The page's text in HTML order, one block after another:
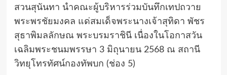
สวนสุนันทา นำคณะผู้บริหารร่วมบันทึกเทปถวาย
พระพรชัยมงคล แด่สมเด็จพระนางเจ้าสุทิดา พัชร
สุธาพิมลลักษณ พระบรมราชินี เนื่องในโอกาสวัน
เฉลิมพระชนมพรรษา 3 มิถุนายน 2568 ณ สถานี
วิทยุโทรทัศน์กองทัพบก (ช่อง 5)